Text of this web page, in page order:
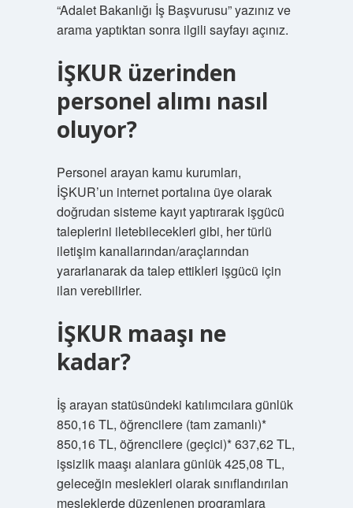
“Adalet Bakanlığı İş Başvurusu” yazınız ve
arama yaptıktan sonra ilgili sayfayı açınız.
İŞKUR üzerinden
personel alımı nasıl
oluyor?
Personel arayan kamu kurumları,
İŞKUR’un internet portalına üye olarak
doğrudan sisteme kayıt yaptırarak işgücü
taleplerini iletebilecekleri gibi, her türlü
iletişim kanallarından/araçlarından
yararlanarak da talep ettikleri işgücü için
ilan verebilirler.
İŞKUR maaşı ne
kadar?
İş arayan statüsündeki katılımcılara günlük
850,16 TL, öğrencilere (tam zamanlı)*
850,16 TL, öğrencilere (geçici)* 637,62 TL,
işsizlik maaşı alanlara günlük 425,08 TL,
geleceğin meslekleri olarak sınıflandırılan
mesleklerde düzenlenen programlara